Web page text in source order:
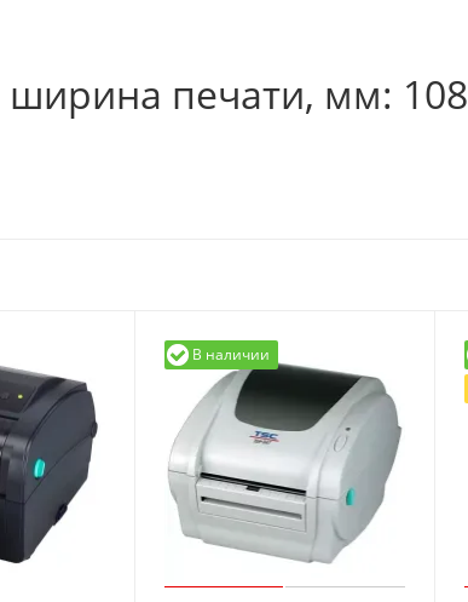
ширина печати, мм: 108
В наличии